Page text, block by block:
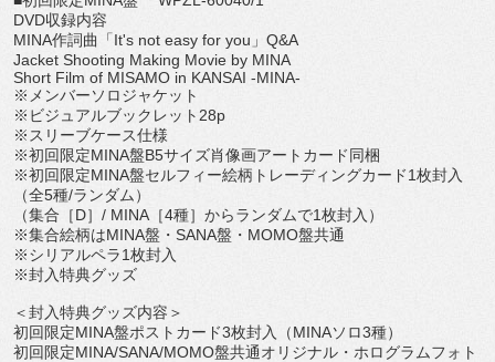
DVD収録内容
MINA作詞曲「It's not easy for you 」 Q&A
Jacket Shooting Making Movie by MINA
Short Film of MISAMO in KANSAI -MINA-
※メンバーソロジャケット
※ビジュアルブックレット 28p
※スリーブケース仕様
※初回限定MINA盤B5サイズ肖像画アートカード同梱
※初回限定MINA盤セルフィー絵柄トレーディングカード1枚封入
（全5種/ランダム）
（集合［D］ / MINA ［4種］からランダムで1枚封入）
※集合絵柄はMINA盤・ SANA盤・ MOMO盤共通
※シリアルペラ1枚封入
※封入特典グッズ
＜封入特典グッズ内容＞
初回限定MINA盤ポストカード3枚封入（MINAソロ3種）
初回限定MINA/SANA/MOMO盤共通オリジナル・ ホログラムフォト